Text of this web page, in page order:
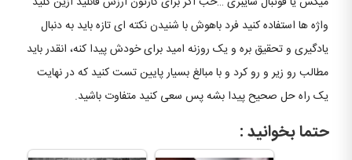
واژه ها استفاده کنید فرد باهوش با شنیدن نکته ای تازه باید به دنبال
یادگیری و تحقیق بره و یک روزنه امید برای خودش پیدا کنه، انقدر باید
مطالب رو زیر و رو کرد و با مبالغ بسیار پایین تست کنید که در نهایت
یک راه حل صحیح پیدا بشه پس سعی کنید متفاوت باشید.
حتما بخوانید :